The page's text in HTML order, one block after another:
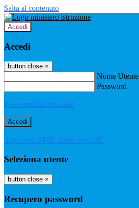
Salta al contenuto
Accedi
Accedi
button close ×
Nome Utente
Password
Password dimenticata?
-
Entra con SPID Entra con CIE
Seleziona utente
button close ×
Recupero password